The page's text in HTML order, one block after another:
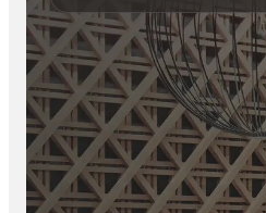
Thermisch isolerend
Realistisch reliëf met
5color options availabl
Dimensions: 60x120
Thickness: between 3 and 4 cm
Water-resistant feature